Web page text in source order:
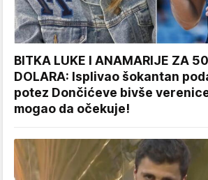
BITKA LUKE I ANAMARIJE ZA
DOLARA: Isplivao šokantan
potez Dončićeve bivše
mogao da očekuje!